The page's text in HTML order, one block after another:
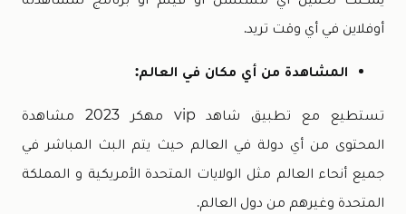
أوفلاين في أي وقت تريد.
المشاهدة من أي مكان في العالم:
تستطيع مع تطبيق شاهد vip مهكر 2023 مشاهدة
المحتوى من أي دولة في العالم حيث يتم البث المباشر في
جميع أنحاء العالم مثل الولايات المتحدة الأمريكية و المملكة
المتحدة وغيرهم من دول العالم.